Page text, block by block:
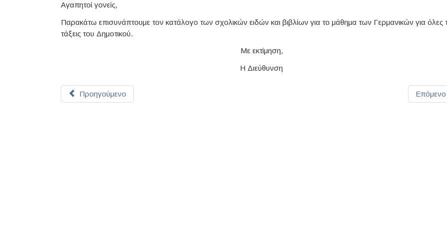
Αγαπητοί γονείς,
Παρακάτω επισυνάπτουμε τον κατάλογο των σχολικών ειδών και βιβλίων για το μάθημα των Γερμανικών για όλες
τάξεις του Δημοτικού.
Με εκτίμηση,
Η Διεύθυνση
Προηγούμενο Επόμενο